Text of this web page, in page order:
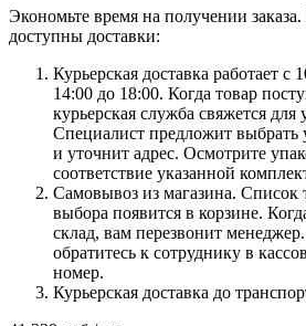
Экономьте время на получении
доступны доставки:
Курьерская доставка работает с
14:00 до 18:00. Когда товар
курьерская служба свяжется для
Специалист предложит выбрать
и уточнит адрес. Осмотрите
соответствие указанной
Самовывоз из магазина. Список
выбора появится в корзине.
склад, вам перезвонит
обратитесь к сотруднику в
номер.
Курьерская доставка до